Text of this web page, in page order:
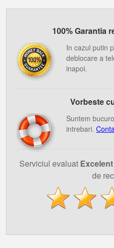
100% Garantia
In cazul putin
deblocare a
inapoi.
Vorbeste
Suntem
intrebari.
Serviciul evaluat Excelent
de